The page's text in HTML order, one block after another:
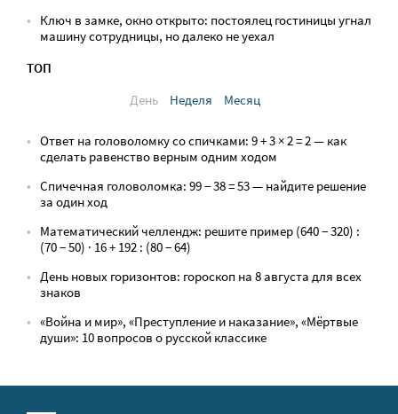
Ключ в замке, окно открыто: постоялец гостиницы угнал
машину сотрудницы, но далеко не уехал
ТОП
День
Неделя Месяц
Ответ на головоломку со спичками: 9 + 3 × 2 = 2 — как
сделать равенство верным одним ходом
Спичечная головоломка: 99 − 38 = 53 — найдите решение
за один ход
Математический челлендж: решите пример (640 − 320) :
(70 − 50) · 16 + 192 : (80 − 64)
День новых горизонтов: гороскоп на 8 августа для всех
знаков
«Война и мир», «Преступление и наказание», «Мёртвые
души»: 10 вопросов о русской классике